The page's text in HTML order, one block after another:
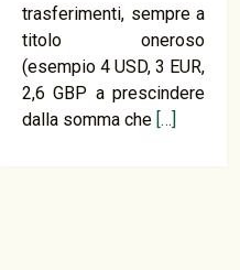
trasferimenti, sempre a
titolo oneroso
(esempio 4 USD, 3 EUR,
2,6 GBP a prescindere
dalla somma che […]